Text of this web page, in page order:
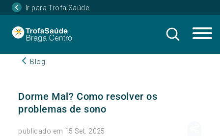
Ir para Trofa Saúde
Blog
Dorme Mal? Como resolver os
problemas de sono
publicado em 15 Set. 2025